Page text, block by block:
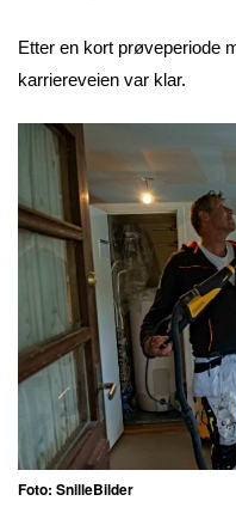
Etter en kort prøveperiode
karriereveien var klar.
Foto: SnilleBilder